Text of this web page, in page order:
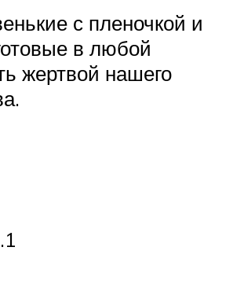
с пленочкой и
в любой
жертвой нашего